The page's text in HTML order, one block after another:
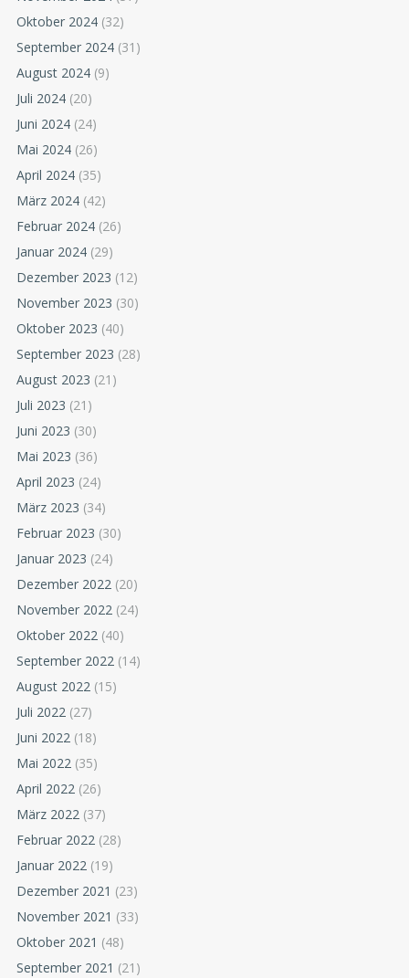
Oktober 2024 (32)
September 2024 (31)
August 2024 (9)
Juli 2024 (20)
Juni 2024 (24)
Mai 2024 (26)
April 2024 (35)
März 2024 (42)
Februar 2024 (26)
Januar 2024 (29)
Dezember 2023 (12)
November 2023 (30)
Oktober 2023 (40)
September 2023 (28)
August 2023 (21)
Juli 2023 (21)
Juni 2023 (30)
Mai 2023 (36)
April 2023 (24)
März 2023 (34)
Februar 2023 (30)
Januar 2023 (24)
Dezember 2022 (20)
November 2022 (24)
Oktober 2022 (40)
September 2022 (14)
August 2022 (15)
Juli 2022 (27)
Juni 2022 (18)
Mai 2022 (35)
April 2022 (26)
März 2022 (37)
Februar 2022 (28)
Januar 2022 (19)
Dezember 2021 (23)
November 2021 (33)
Oktober 2021 (48)
September 2021 (21)